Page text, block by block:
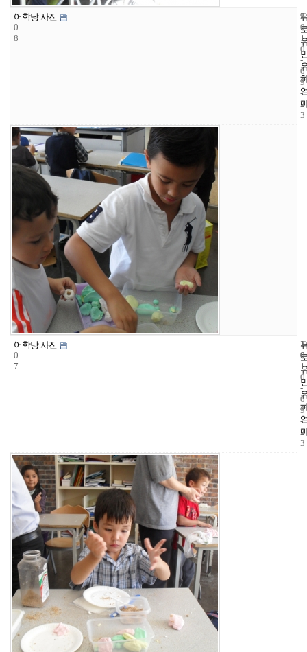
1
0
8
어학당 사진 9
2
0
1
0
-
0
9
-
2
3
1
0
7
어학당 사진
1
0
2
0
1
0
-
0
9
-
2
3